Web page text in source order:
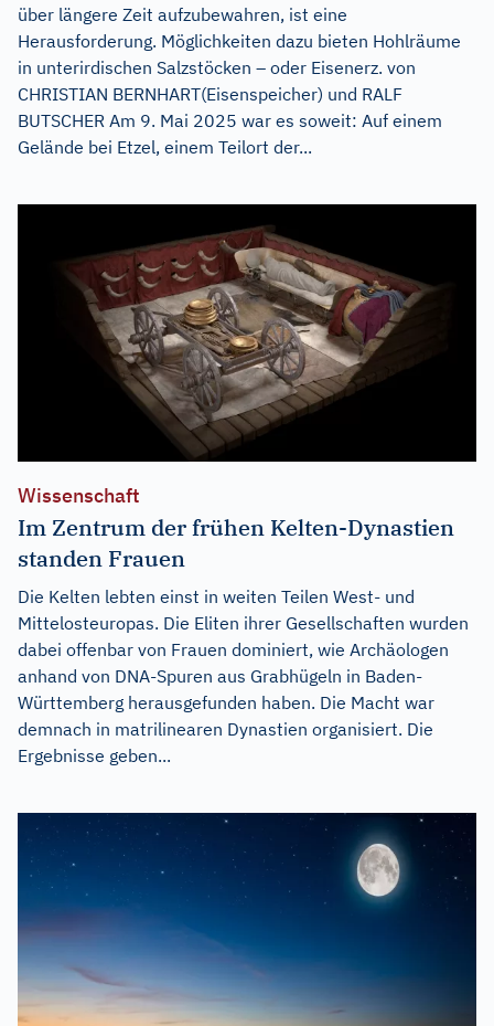
über längere Zeit aufzubewahren, ist eine
Herausforderung. Möglichkeiten dazu bieten Hohlräume
in unterirdischen Salzstöcken – oder Eisenerz. von
CHRISTIAN BERNHART(Eisenspeicher) und RALF
BUTSCHER Am 9. Mai 2025 war es soweit: Auf einem
Gelände bei Etzel, einem Teilort der...
Wissenschaft
Im Zentrum der frühen Kelten-Dynastien
standen Frauen
Die Kelten lebten einst in weiten Teilen West- und
Mittelosteuropas. Die Eliten ihrer Gesellschaften wurden
dabei offenbar von Frauen dominiert, wie Archäologen
anhand von DNA-Spuren aus Grabhügeln in Baden-
Württemberg herausgefunden haben. Die Macht war
demnach in matrilinearen Dynastien organisiert. Die
Ergebnisse geben...